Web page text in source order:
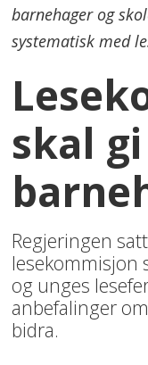
barnehager og
systematisk med
skal
Regjeringen
lesekommisjon
og unges
anbefalinger
bidra.